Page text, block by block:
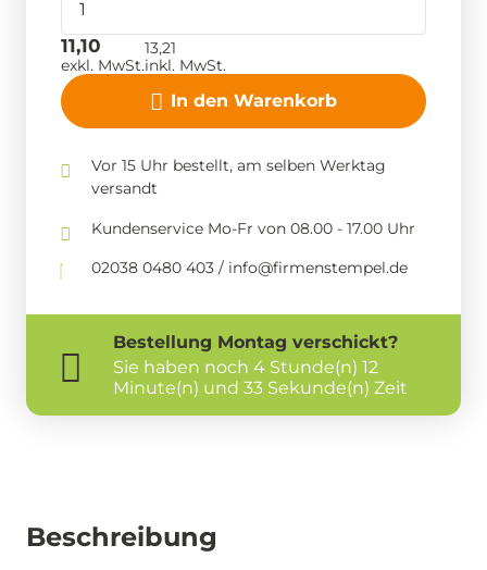
Beschreibung
In den Warenkorb
11,10
exkl. MwSt.
13,21
inkl. MwSt.
Vor 15 Uhr bestellt, am selben Werktag
versandt
Kundenservice Mo-Fr von 08.00 - 17.00 Uhr
02038 0480 403 / info@firmenstempel.de
Bestellung Montag verschickt?
Sie haben noch 4 Stunde(n) 12
Minute(n) und 33 Sekunde(n) Zeit